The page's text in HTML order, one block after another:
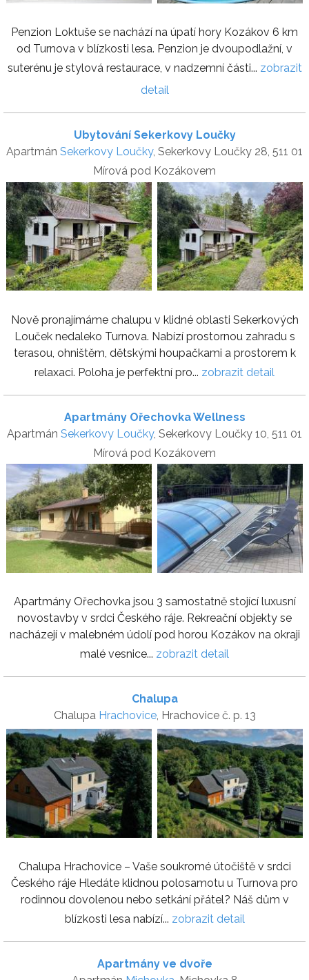
Penzion Loktuše se nachází na úpatí hory Kozákov 6 km
od Turnova v blízkosti lesa. Penzion je dvoupodlažní, v
suterénu je stylová restaurace, v nadzemní části... zobrazit
detail
Ubytování Sekerkovy Loučky
Apartmán Sekerkovy Loučky, Sekerkovy Loučky 28, 511 01
Mírová pod Kozákovem
Nově pronajímáme chalupu v klidné oblasti Sekerkových
Louček nedaleko Turnova. Nabízí prostornou zahradu s
terasou, ohništěm, dětskými houpačkami a prostorem k
relaxaci. Poloha je perfektní pro... zobrazit detail
Apartmány Ořechovka Wellness
Apartmán Sekerkovy Loučky, Sekerkovy Loučky 10, 511 01
Mírová pod Kozákovem
Apartmány Ořechovka jsou 3 samostatně stojící luxusní
novostavby v srdci Českého ráje. Rekreační objekty se
nacházejí v malebném údolí pod horou Kozákov na okraji
malé vesnice... zobrazit detail
Chalupa
Chalupa Hrachovice, Hrachovice č. p. 13
Chalupa Hrachovice – Vaše soukromé útočiště v srdci
Českého ráje Hledáte klidnou polosamotu u Turnova pro
rodinnou dovolenou nebo setkání přátel? Náš dům v
blízkosti lesa nabízí... zobrazit detail
Apartmány ve dvoře